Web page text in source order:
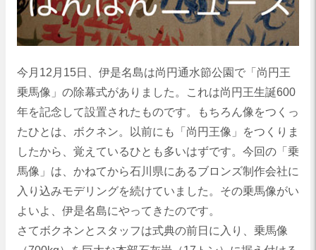
今月12月15日、伊是名島は尚円通水節公園で「尚円王
乗馬像」の除幕式がありました。これは尚円王生誕600
年を記念して設置されたものです。もちろん像をつくっ
たひとは、ボクネン。以前にも「尚円王像」をつくりま
したから、覚えているひとも多いはずです。今回の「乗
馬像」は、かねてから石川県にあるブロンズ制作会社に
入り込みモデリングを続けていました。その乗馬像がい
よいよ、伊是名島にやってきたのです。
さてボクネンとスタッフは式典の前日に入り、乗馬像